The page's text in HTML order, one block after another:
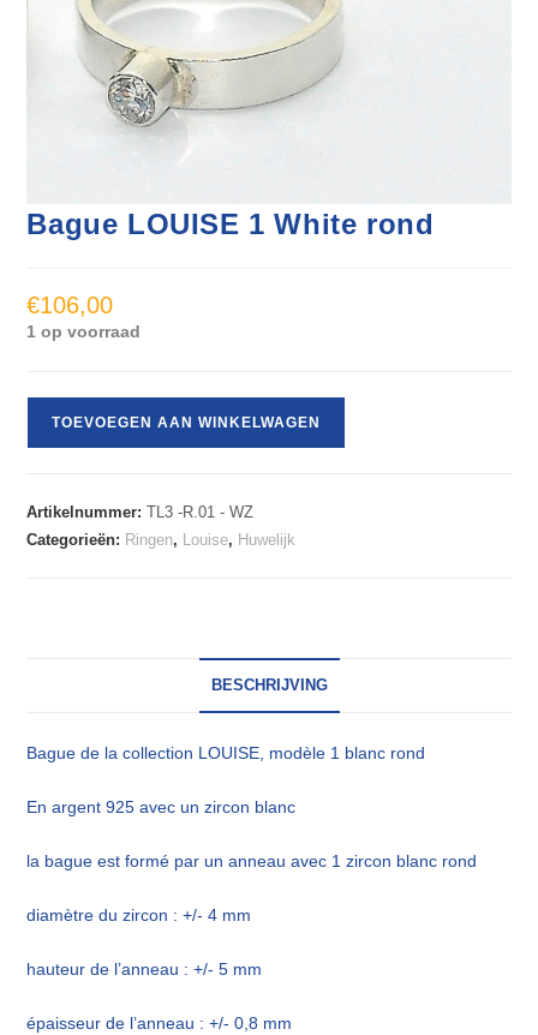
Bague LOUISE 1 White rond
€106,00
1 op voorraad
TOEVOEGEN AAN WINKELWAGEN
Artikelnummer:TL3 -R.01 - WZ
Categorieën: Ringen, Louise, Huwelijk
BESCHRIJVING
Bague de la collection LOUISE, modèle 1 blanc rond
En argent 925 avec un zircon blanc
la bague est formé par un anneau avec 1 zircon blanc rond
diamètre du zircon : +/- 4 mm
hauteur de l’anneau : +/- 5 mm
épaisseur de l’anneau : +/- 0,8 mm